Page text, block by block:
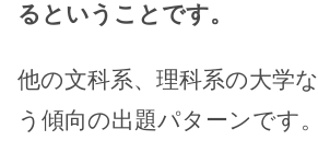
るということです。
他の文科系、理科系の大学
う傾向の出題パターンです。